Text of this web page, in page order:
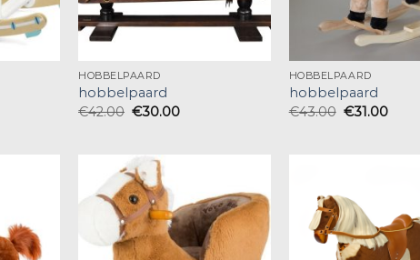
HOBBELPAARD
hobbelpaard
€42.00 €30.00
HOBBELPAARD
hobbelpaard
€43.00 €31.00